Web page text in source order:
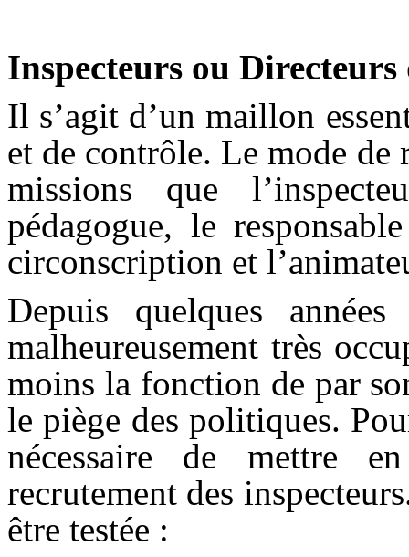
Inspecteurs ou
Il s’agit d’un maillon
et de contrôle. Le mode
missions que
pédagogue, le
circonscription et
Depuis quelques
malheureusement très
moins la fonction de par
le piège des politiques.
nécessaire de mettre
recrutement des
être testée :